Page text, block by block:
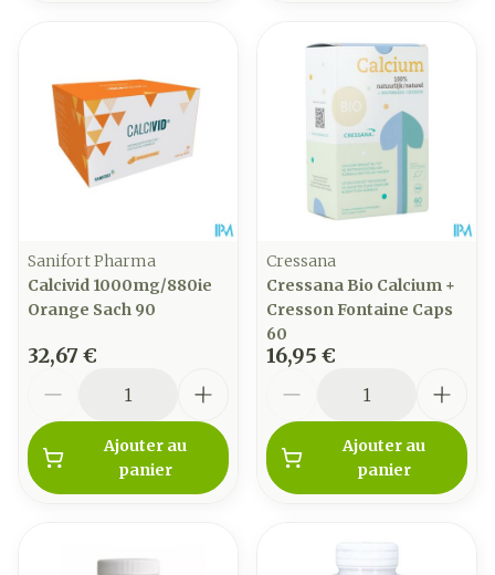
Sanifort Pharma
Calcivid 1000mg/880ie
Orange Sach 90
32,67 €
Ajouter au
panier
Cressana
Cressana Bio Calcium +
Cresson Fontaine Caps
60
16,95 €
Ajouter au
panier